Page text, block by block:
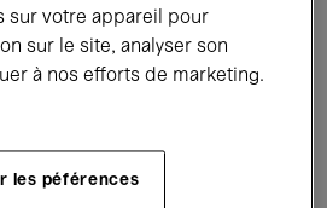
Performances
Global Music
sur votre appareil pour
sur le site, analyser son
à nos efforts de marketing.
les péférences